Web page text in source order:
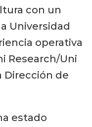
con un
Universidad
operativa
Research/Uni
Dirección de
estado